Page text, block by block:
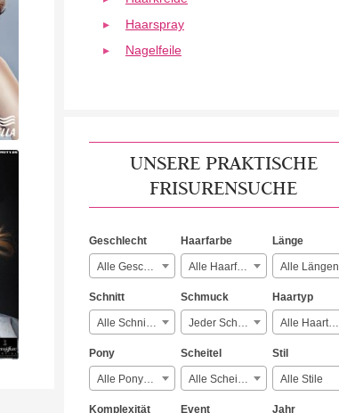
Haarspray
Nagelfeile
UNSERE PRAKTISCHE
FRISURENSUCHE
Geschlecht
Alle Geschlechter
Haarfarbe
Alle Haarfarben
Länge
Alle Längen
Schnitt
Alle Schnitte
Schmuck
Jeder Schmuck
Haartyp
Alle Haartypen
Pony
Alle Ponyarten
Scheitel
Alle Scheitelarten
Stil
Alle Stile
Komplexität Event Jahr